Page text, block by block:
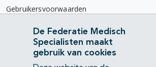
Gebruikersvoorwaarden
Privacyverklaring
Contact
De Federatie Medisch
Specialisten maakt
gebruik van cookies